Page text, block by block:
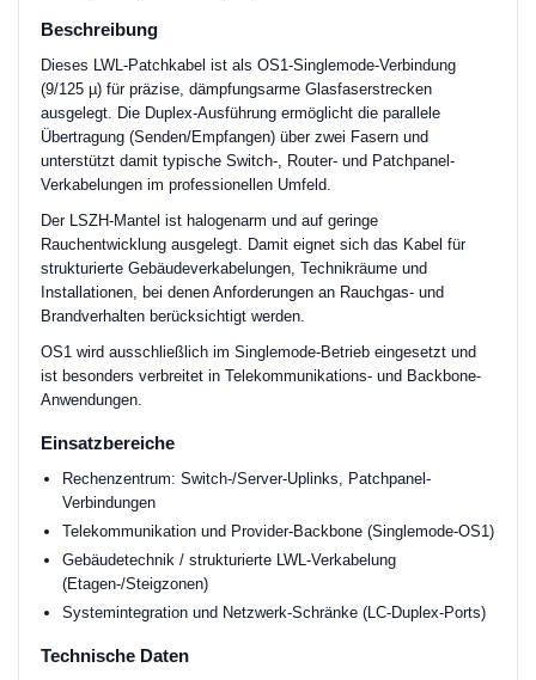
Beschreibung
Dieses LWL-Patchkabel ist als OS1-Singlemode-Verbindung
(9/125 µ) für präzise, dämpfungsarme Glasfaserstrecken
ausgelegt. Die Duplex-Ausführung ermöglicht die parallele
Übertragung (Senden/Empfangen) über zwei Fasern und
unterstützt damit typische Switch-, Router- und Patchpanel-
Verkabelungen im professionellen Umfeld.
Der LSZH-Mantel ist halogenarm und auf geringe
Rauchentwicklung ausgelegt. Damit eignet sich das Kabel für
strukturierte Gebäudeverkabelungen, Technikräume und
Installationen, bei denen Anforderungen an Rauchgas- und
Brandverhalten berücksichtigt werden.
OS1 wird ausschließlich im Singlemode-Betrieb eingesetzt und
ist besonders verbreitet in Telekommunikations- und Backbone-
Anwendungen.
Einsatzbereiche
Rechenzentrum: Switch-/Server-Uplinks, Patchpanel-
Verbindungen
Telekommunikation und Provider-Backbone (Singlemode-OS1)
Gebäudetechnik / strukturierte LWL-Verkabelung
(Etagen-/Steigzonen)
Systemintegration und Netzwerk-Schränke (LC-Duplex-Ports)
Technische Daten